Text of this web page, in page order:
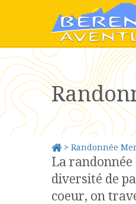
> Randonnée
La
diversité de
coeur, on